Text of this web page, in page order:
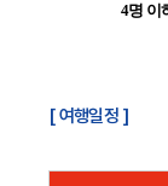
4명 이
[ 여행일정 ]